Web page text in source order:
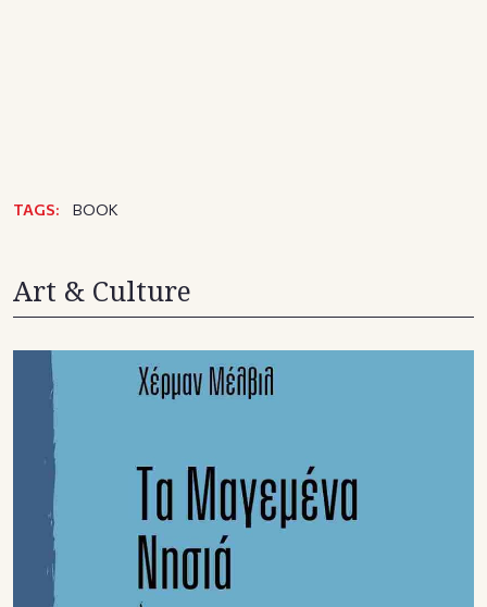
TAGS: ΒΟΟΚ
Art & Culture